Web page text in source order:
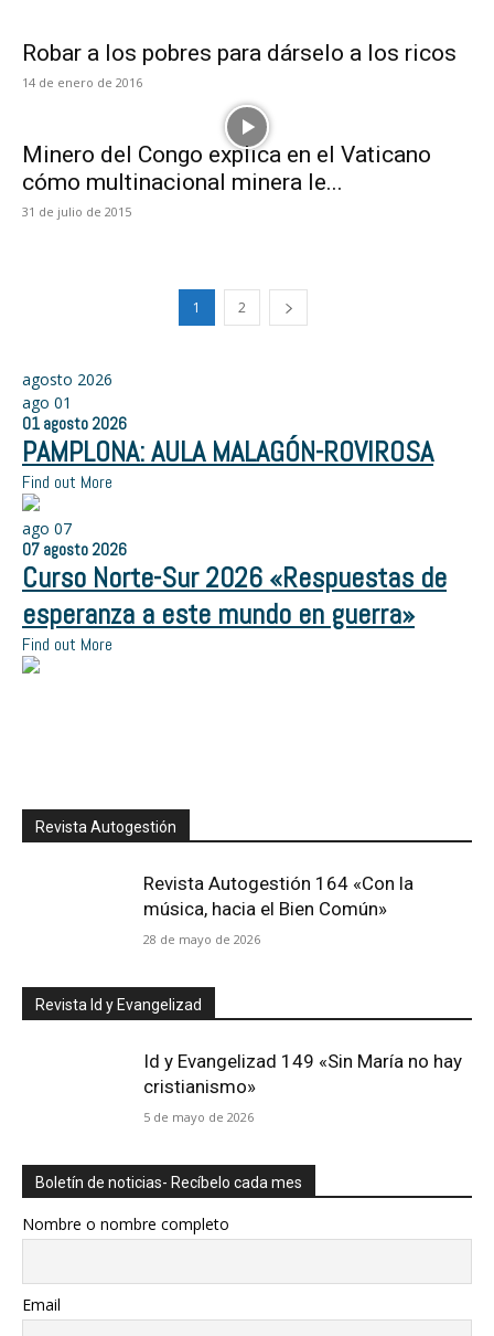
Robar a los pobres para dárselo a los ricos
14 de enero de 2016
Minero del Congo explica en el Vaticano
cómo multinacional minera le...
31 de julio de 2015
1 2
agosto 2026
ago 01
01 agosto 2026
PAMPLONA: AULA MALAGÓN-ROVIROSA
Find out More
ago 07
07 agosto 2026
Curso Norte-Sur 2026 «Respuestas de
esperanza a este mundo en guerra»
Find out More
Revista Autogestión
Revista Autogestión 164 «Con la
música, hacia el Bien Común»
28 de mayo de 2026
Revista Id y Evangelizad
Id y Evangelizad 149 «Sin María no hay
cristianismo»
5 de mayo de 2026
Boletín de noticias- Recíbelo cada mes
Nombre o nombre completo
Email